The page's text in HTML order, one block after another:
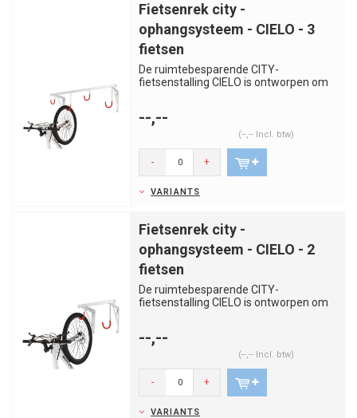
Fietsenrek city -
ophangsysteem - CIELO - 3
fietsen
De ruimtebesparende CITY-
fietsenstalling CIELO is ontworpen om
--,--
(--,-- Incl. btw)
- +
VARIANTS
Fietsenrek city -
ophangsysteem - CIELO - 2
fietsen
De ruimtebesparende CITY-
fietsenstalling CIELO is ontworpen om
--,--
(--,-- Incl. btw)
- +
VARIANTS